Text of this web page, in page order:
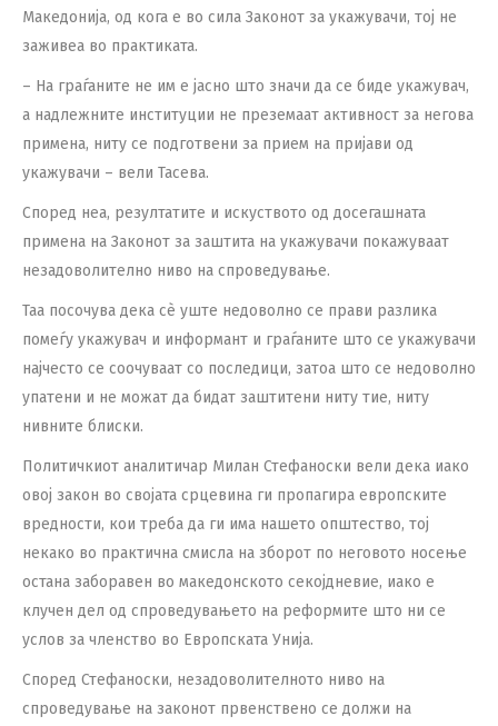
Македонија, од кога е во сила Законот за укажувачи, тој не
заживеа во практиката.
– На граѓаните не им е јасно што значи да се биде укажувач,
а надлежните институции не преземаат активност за негова
примена, ниту се подготвени за прием на пријави од
укажувачи – вели Тасева.
Според неа, резултатите и искуството од досегашната
примена на Законот за заштита на укажувачи покажуваат
незадоволително ниво на спроведување.
Таа посочува дека сѐ уште недоволно се прави разлика
помеѓу укажувач и информант и граѓаните што се укажувачи
најчесто се соочуваат со последици, затоа што се недоволно
упатени и не можат да бидат заштитени ниту тие, ниту
нивните блиски.
Политичкиот аналитичар Милан Стефаноски вели дека иако
овој закон во својата срцевина ги пропагира европските
вредности, кои треба да ги има нашето општество, тој
некако во практична смисла на зборот по неговото носење
остана заборавен во македонското секојдневие, иако е
клучен дел од спроведувањето на реформите што ни се
услов за членство во Европската Унија.
Според Стефаноски, незадоволителното ниво на
спроведување на законот првенствено се должи на